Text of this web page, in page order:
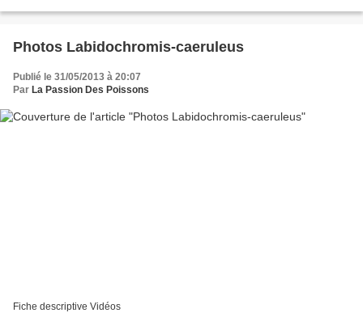
Photos Labidochromis-caeruleus
Publié le 31/05/2013 à 20:07
Par La Passion Des Poissons
Fiche descriptive Vidéos